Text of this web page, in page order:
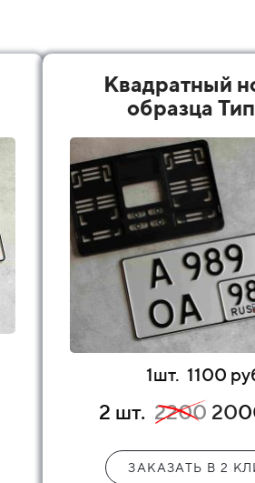
Квадратный
образца
1шт. 1100
2 шт. 2200 20
ЗАКАЗАТЬ В 2